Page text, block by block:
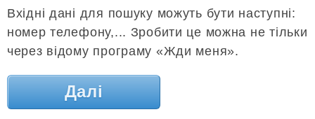
Вхідні дані для пошуку можуть бути наступні:
номер телефону,... Зробити це можна не тільки
через відому програму «Жди меня».
Далі